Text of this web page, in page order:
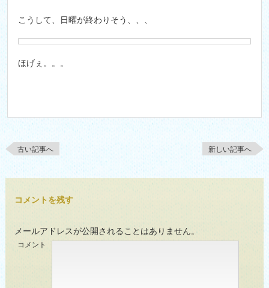
こうして、日曜が終わりそう、、、
ほげぇ。。。
古い記事へ 新しい記事へ
コメントを残す
メールアドレスが公開されることはありません。
コメント